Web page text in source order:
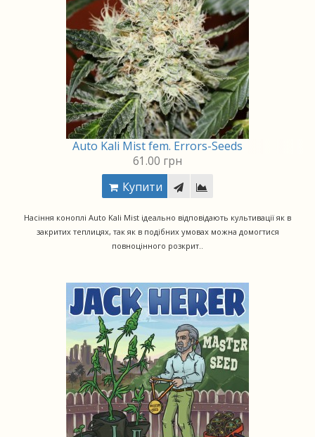
Auto Kali Mist fem. Errors-Seeds
61.00 грн
Купити
Насіння коноплі Auto Kali Mist ідеально відповідають культивації як в
закритих теплицях, так як в подібних умовах можна домогтися
повноцінного розкрит..